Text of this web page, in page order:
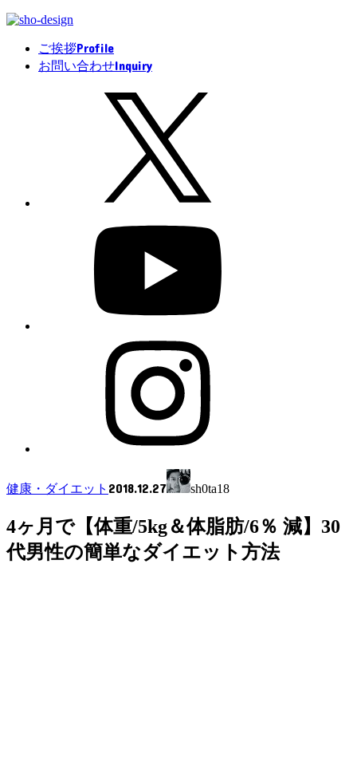
ご挨拶Profile
お問い合わせInquiry
健康・ダイエット 2018.12.27 sh0ta18
4ヶ月で【体重/5kg＆体脂肪/6％ 減】30
代男性の簡単なダイエット方法